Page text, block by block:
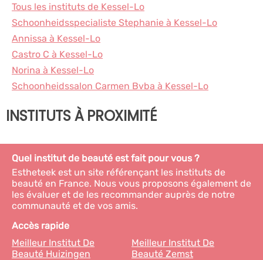
Tous les instituts de Kessel-Lo
Schoonheidsspecialiste Stephanie à Kessel-Lo
Annissa à Kessel-Lo
Castro C à Kessel-Lo
Norina à Kessel-Lo
Schoonheidssalon Carmen Bvba à Kessel-Lo
INSTITUTS À PROXIMITÉ
Quel institut de beauté est fait pour vous ?
Estheteek est un site référençant les instituts de
beauté en France. Nous vous proposons également de
les évaluer et de les recommander auprès de notre
communauté et de vos amis.
Accès rapide
Meilleur Institut De
Beauté Huizingen
Meilleur Institut De
Beauté Zemst